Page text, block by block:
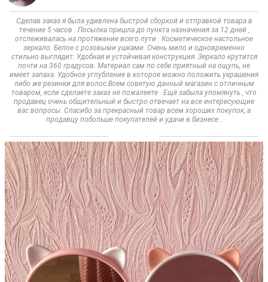
Сделав заказ я была удивлена быстрой сборкой и отправкой товара в
течение 5 часов . Посылка пришла до пункта назначения за 12 дней ,
отслеживалась на протяжение всего пути . Косметическое настольное
зеркало. Белое с розовыми ушками. Очень мило и одновременно
стильно выглядит. Удобная и устойчивая конструкция. Зеркало крутится
почти на 360 градусов. Материал сам по себе приятный на ощупь, не
имеет запаха. Удобное углубление в которое можно положить украшения
либо же резинки для волос.Всем советую данный магазин с отличным
товаром, если сделаете заказ не пожалеете . Ещё забыла упомянуть , что
продавец очень общительный и быстро отвечает на все интересующие
вас вопросы. Спасибо за прекрасный товар всем хороших покупок, а
продавцу побольше покупателей и удачи в бизнесе .